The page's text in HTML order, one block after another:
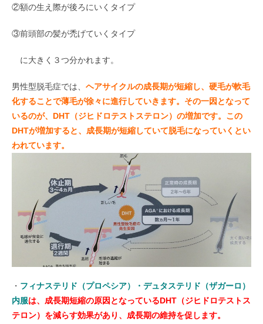
②額の生え際が後ろにいくタイプ
③前頭部の髪が禿げていくタイプ
に大きく３つ分かれます。
男性型脱毛症では、 ヘアサイクルの成長期が短縮し、硬毛が軟毛
化することで薄毛が徐々に進行していきます。その一因となって
いるのが、DHT（ジヒドロテストステロン）の増加です。この
DHTが増加すると、成長期が短縮していて脱毛になっていくとい
われています。
・ フィナステリド（プロペシア）・デュタステリド（ザガーロ）
内服は、成長期短縮の原因となっているDHT（ジヒドロテストス
テロン）を減らす効果があり、成長期の維持を促します。